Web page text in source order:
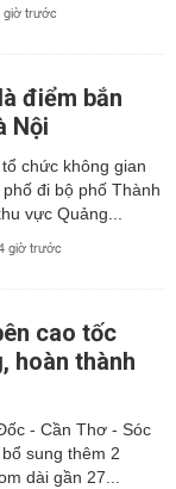
giờ trước
điểm bắn
Nội
chức không gian
đi bộ phố Thành
vực Quảng...
giờ trước
cao tốc
hoàn thành
- Cần Thơ - Sóc
sung thêm 2
dài gần 27...